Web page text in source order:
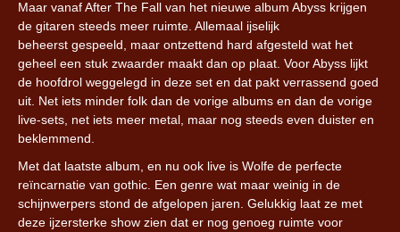
Maar vanaf After The Fall van het nieuwe album Abyss krijgen
de gitaren steeds meer ruimte. Allemaal ijselijk
beheerst gespeeld, maar ontzettend hard afgesteld wat het
geheel een stuk zwaarder maakt dan op plaat. Voor Abyss lijkt
de hoofdrol weggelegd in deze set en dat pakt verrassend goed
uit. Net iets minder folk dan de vorige albums en dan de vorige
live-sets, net iets meer metal, maar nog steeds even duister en
beklemmend.
Met dat laatste album, en nu ook live is Wolfe de perfecte
reïncarnatie van gothic. Een genre wat maar weinig in de
schijnwerpers stond de afgelopen jaren. Gelukkig laat ze met
deze ijzersterke show zien dat er nog genoeg ruimte voor